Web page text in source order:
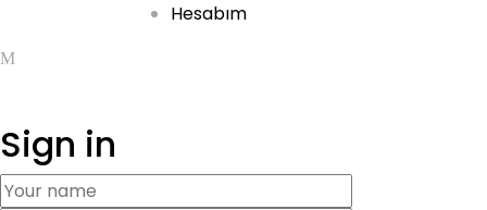
Hesabım
Sign in